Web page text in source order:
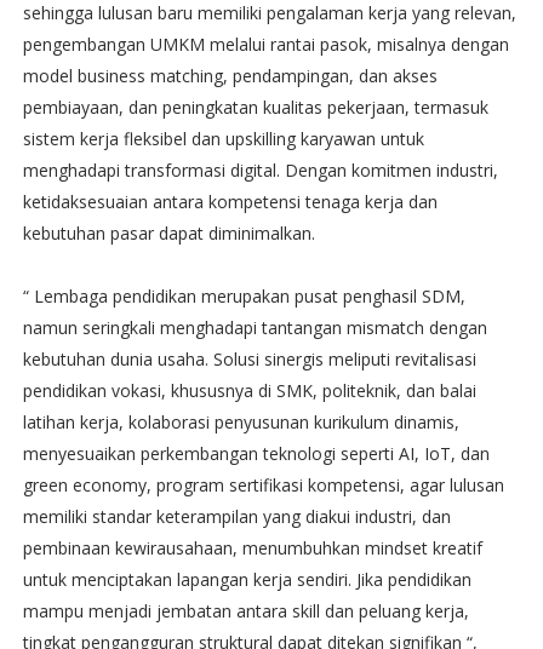
sehingga lulusan baru memiliki pengalaman kerja yang relevan,
pengembangan UMKM melalui rantai pasok, misalnya dengan
model business matching, pendampingan, dan akses
pembiayaan, dan peningkatan kualitas pekerjaan, termasuk
sistem kerja fleksibel dan upskilling karyawan untuk
menghadapi transformasi digital. Dengan komitmen industri,
ketidaksesuaian antara kompetensi tenaga kerja dan
kebutuhan pasar dapat diminimalkan.
“ Lembaga pendidikan merupakan pusat penghasil SDM,
namun seringkali menghadapi tantangan mismatch dengan
kebutuhan dunia usaha. Solusi sinergis meliputi revitalisasi
pendidikan vokasi, khususnya di SMK, politeknik, dan balai
latihan kerja, kolaborasi penyusunan kurikulum dinamis,
menyesuaikan perkembangan teknologi seperti AI, IoT, dan
green economy, program sertifikasi kompetensi, agar lulusan
memiliki standar keterampilan yang diakui industri, dan
pembinaan kewirausahaan, menumbuhkan mindset kreatif
untuk menciptakan lapangan kerja sendiri. Jika pendidikan
mampu menjadi jembatan antara skill dan peluang kerja,
tingkat pengangguran struktural dapat ditekan signifikan “,